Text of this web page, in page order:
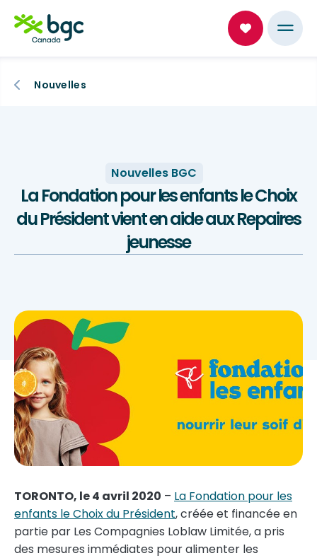
Nouvelles
Nouvelles BGC
La Fondation pour les enfants le Choix
du Président vient en aide aux Repaires
jeunesse
TORONTO, le 4 avril 2020 – La Fondation pour les
enfants le Choix du Président, créée et financée en
partie par Les Compagnies Loblaw Limitée, a pris
des mesures immédiates pour alimenter les